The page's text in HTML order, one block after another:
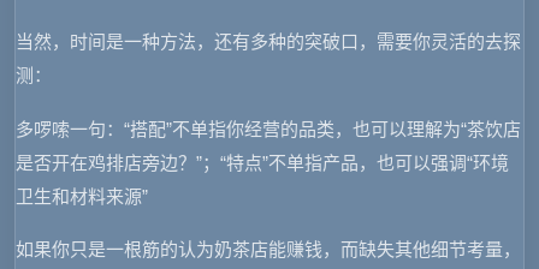
当然，时间是一种方法，还有多种的突破口，需要你灵活的去探
测：
多啰嗦一句：“搭配”不单指你经营的品类，也可以理解为“茶饮店
是否开在鸡排店旁边？”；“特点”不单指产品，也可以强调“环境
卫生和材料来源”
如果你只是一根筋的认为奶茶店能赚钱，而缺失其他细节考量，